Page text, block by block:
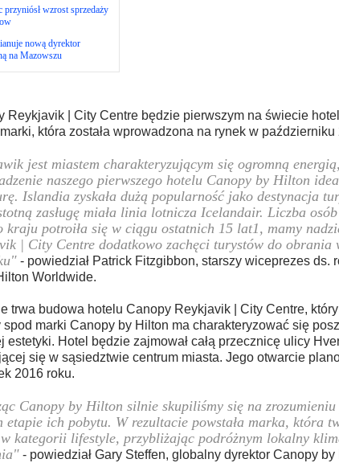
przyniósł wzrost sprzedaży
nową dyrektor
na Mazowszu
Reykjavik | City Centre będzie pierwszym na świecie
która została wprowadzona na rynek w październiku
jest miastem charakteryzującym się ogromną
naszego pierwszego hotelu Canopy by Hilton
Islandia zyskała dużą popularność jako destynacja
zasługę miała linia lotnicza Icelandair. Liczba
kraju potroiła się w ciągu ostatnich 15 lat1, mamy
| City Centre dodatkowo zachęci turystów do obrania
- powiedział Patrick Fitzgibbon, starszy wiceprezes ds.
Worldwide.
trwa budowa hotelu Canopy Reykjavik | City Centre,
spod marki Canopy by Hilton ma charakteryzować się
estetyki. Hotel będzie zajmował całą przecznicę ulicy
się w sąsiedztwie centrum miasta. Jego otwarcie
2016 roku.
Canopy by Hilton silnie skupiliśmy się na
etapie ich pobytu. W rezultacie powstała marka, która
kategorii lifestyle, przybliżając podróżnym lokalny
- powiedział Gary Steffen, globalny dyrektor Canopy by